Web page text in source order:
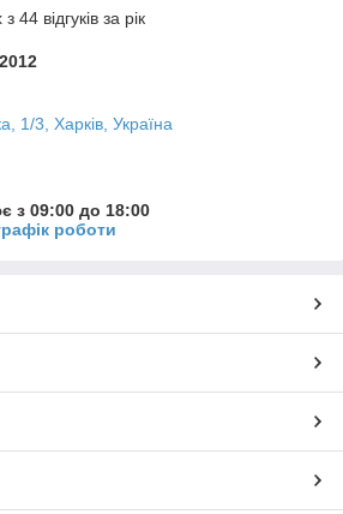
44 відгуків за рік
1/3, Харків, Україна
з 09:00 до 18:00
роботи